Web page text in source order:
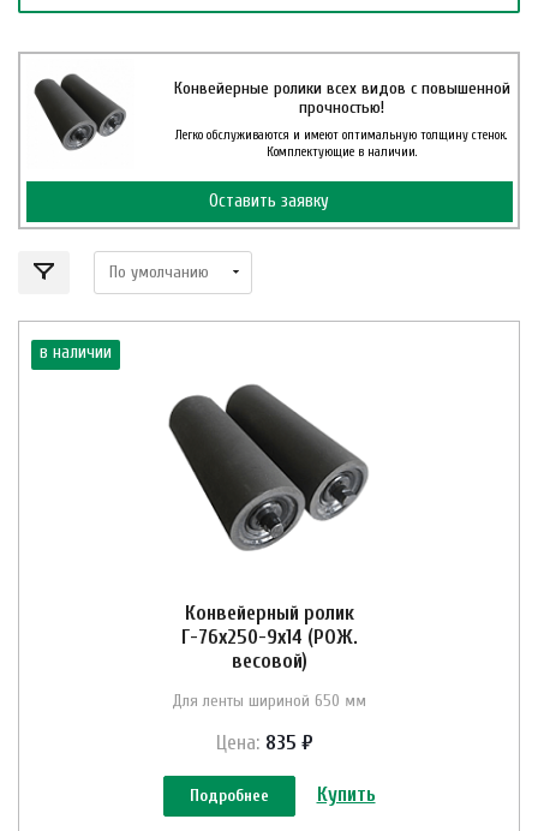
Конвейерные ролики всех видов с повышенной
прочностью!
Легко обслуживаются и имеют оптимальную толщину стенок.
Комплектующие в наличии.
Оставить заявку
в наличии
Конвейерный ролик
Г-76х250-9х14 (РОЖ.
весовой)
Для ленты шириной 650 мм
Цена: 835 ₽
Подробнее Купить